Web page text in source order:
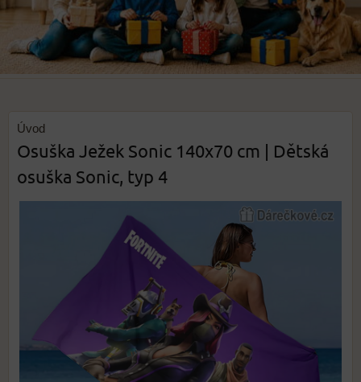
Úvod
Osuška Ježek Sonic 140x70 cm | Dětská
osuška Sonic, typ 4